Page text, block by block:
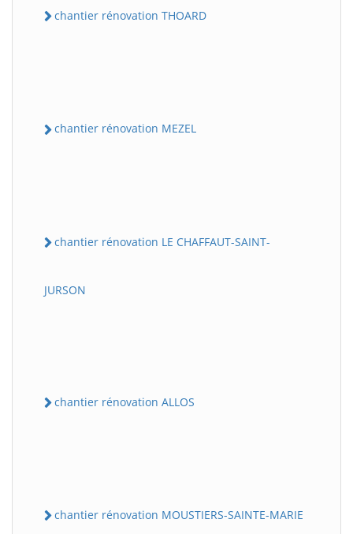
chantier rénovation THOARD
chantier rénovation MEZEL
chantier rénovation LE CHAFFAUT-SAINT-
JURSON
chantier rénovation ALLOS
chantier rénovation MOUSTIERS-SAINTE-MARIE